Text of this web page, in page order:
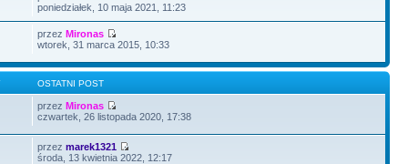
poniedziałek, 10 maja 2021, 11:23
przezMironas
wtorek, 31 marca 2015, 10:33
OSTATNI POST
przezMironas
czwartek, 26 listopada 2020, 17:38
przezmarek1321
środa, 13 kwietnia 2022, 12:17